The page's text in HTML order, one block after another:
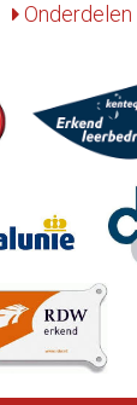
Onderdelen